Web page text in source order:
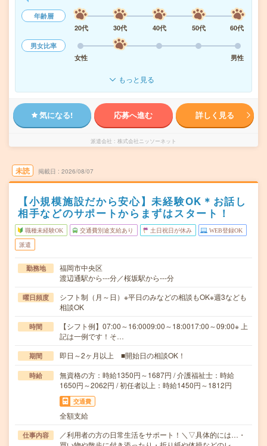
年齢層
20代
30代 40代 50代
60代
男女比率
女性
男性
もっと見る
気になる! 応募へ進む 詳しく見る
派遣会社 株式会社ニッソーネット
未読 掲載日 2026/08/07
【小規模施設だから安心】未経験OK＊お話し
相手などのサポートからまずはスタート！
職種未経験OK 交通費別途支給あり 土日祝日が休み WEB登録OK
派遣
勤務地
福岡市中央区
渡辺通駅から---分／桜坂駅から---分
曜日頻度
シフト制（月～日）※平日のみなどの相談もOK※週3なども
相談OK
時間
【シフト例】07:00～16:0009:00～18:0017:00～09:00※ 上
記は一例です！そ…
期間 即日～2ヶ月以上 ■開始日の相談OK！
時給
無資格の方：時給1350円～1687円 / 介護福祉士：時給
1650円～2062円 / 初任者以上：時給1450円～1812円
交通費
全額支給
仕事内容
／利用者の方の日常生活をサポート！＼▽具体的には…・